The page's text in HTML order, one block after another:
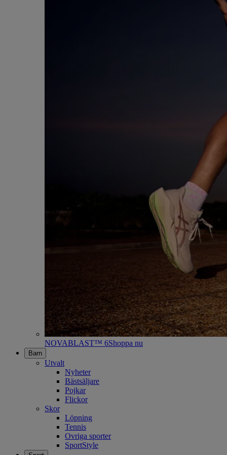
NOVABLAST™ 6Shoppa nu
Barn
Utvalt
Nyheter
Bästsäljare
Pojkar
Flickor
Skor
Löpning
Tennis
Ovriga sporter
SportStyle